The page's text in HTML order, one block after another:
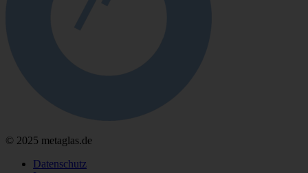
© 2025 metaglas.de
Datenschutz